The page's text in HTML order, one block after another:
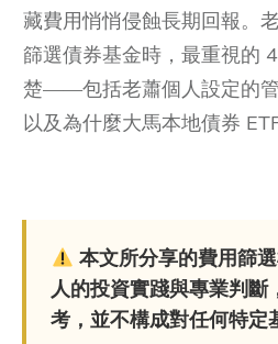
藏費用悄悄侵蝕長期回報。
篩選債券基金時，最重視的
楚——包括老蕭個人設定的管
以及為什麼大馬本地債券
本文所分享的費用篩
人的投資實踐與專業判斷
考，並不構成對任何特定